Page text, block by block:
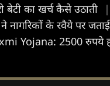
बेटी का खर्च कैसे उठाती |
नागरिकों के रवैये पर जताई
Yojana: 2500 रुपये